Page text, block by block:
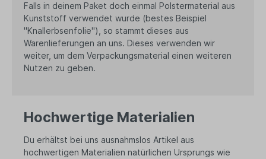
Falls in deinem Paket doch einmal Polstermaterial aus
Kunststoff verwendet wurde (bestes Beispiel
"Knallerbsenfolie"), so stammt dieses aus
Warenlieferungen an uns. Dieses verwenden wir
weiter, um dem Verpackungsmaterial einen weiteren
Nutzen zu geben.
Hochwertige Materialien
Du erhältst bei uns ausnahmslos Artikel aus
hochwertigen Materialien natürlichen Ursprungs wie